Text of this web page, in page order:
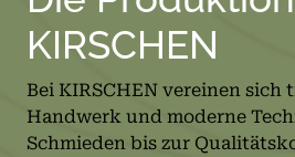
KIRSCHEN
Bei KIRSCHEN vereinen sich
Handwerk und moderne
Schmieden bis zur